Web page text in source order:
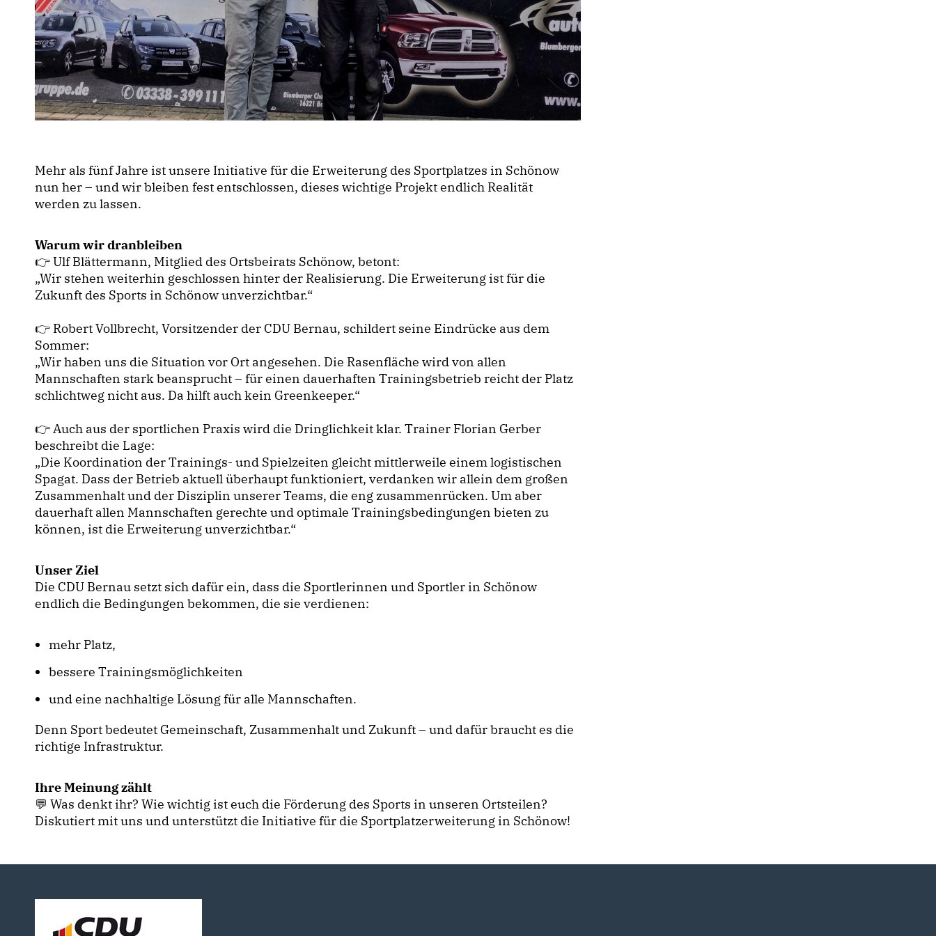
Mehr als fünf Jahre ist unsere Initiative für die Erweiterung des Sportplatzes in Schönow
nun her – und wir bleiben fest entschlossen, dieses wichtige Projekt endlich Realität
werden zu lassen.
Warum wir dranbleiben
👉 Ulf Blättermann, Mitglied des Ortsbeirats Schönow, betont:
Wir stehen weiterhin geschlossen hinter der Realisierung. Die Erweiterung ist für die
Zukunft des Sports in Schönow unverzichtbar.“
👉 Robert Vollbrecht, Vorsitzender der CDU Bernau, schildert seine Eindrücke aus dem
Sommer:
Wir haben uns die Situation vor Ort angesehen. Die Rasenfläche wird von allen
Mannschaften stark beansprucht – für einen dauerhaften Trainingsbetrieb reicht der Platz
schlichtweg nicht aus. Da hilft auch kein Greenkeeper.“
👉 Auch aus der sportlichen Praxis wird die Dringlichkeit klar. Trainer Florian Gerber
beschreibt die Lage:
Die Koordination der Trainings- und Spielzeiten gleicht mittlerweile einem logistischen
Spagat. Dass der Betrieb aktuell überhaupt funktioniert, verdanken wir allein dem großen
Zusammenhalt und der Disziplin unserer Teams, die eng zusammenrücken. Um aber
dauerhaft allen Mannschaften gerechte und optimale Trainingsbedingungen bieten zu
können, ist die Erweiterung unverzichtbar.“
Unser Ziel
Die CDU Bernau setzt sich dafür ein, dass die Sportlerinnen und Sportler in Schönow
endlich die Bedingungen bekommen, die sie verdienen:
mehr Platz,
bessere Trainingsmöglichkeiten
und eine nachhaltige Lösung für alle Mannschaften.
Denn Sport bedeutet Gemeinschaft, Zusammenhalt und Zukunft – und dafür braucht es die
richtige Infrastruktur.
Ihre Meinung zählt
💬 Was denkt ihr? Wie wichtig ist euch die Förderung des Sports in unseren Ortsteilen?
Diskutiert mit uns und unterstützt die Initiative für die Sportplatzerweiterung in Schönow!